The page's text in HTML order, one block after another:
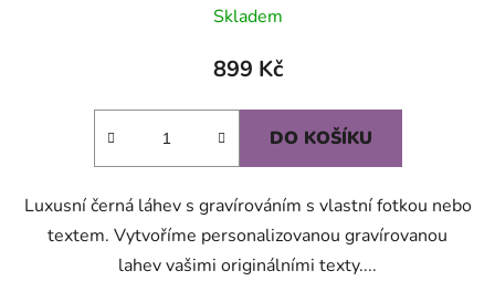
hodnocení
produktu
5,0
hvězdiček.
Skladem
899 Kč
DO KOŠÍKU
Luxusní černá láhev s gravírováním s vlastní fotkou nebo
textem. Vytvoříme personalizovanou gravírovanou
lahev vašimi originálními texty....